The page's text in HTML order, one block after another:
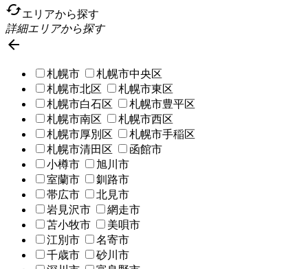
cachedエリアから探す
詳細エリアから探す

札幌市
札幌市中央区
札幌市北区
札幌市東区
札幌市白石区
札幌市豊平区
札幌市南区
札幌市西区
札幌市厚別区
札幌市手稲区
札幌市清田区
函館市
小樽市
旭川市
室蘭市
釧路市
帯広市
北見市
岩見沢市
網走市
苫小牧市
美唄市
江別市
名寄市
千歳市
砂川市